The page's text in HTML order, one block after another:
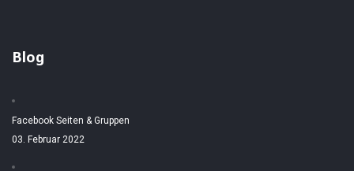
Blog
Facebook Seiten & Gruppen
03. Februar 2022